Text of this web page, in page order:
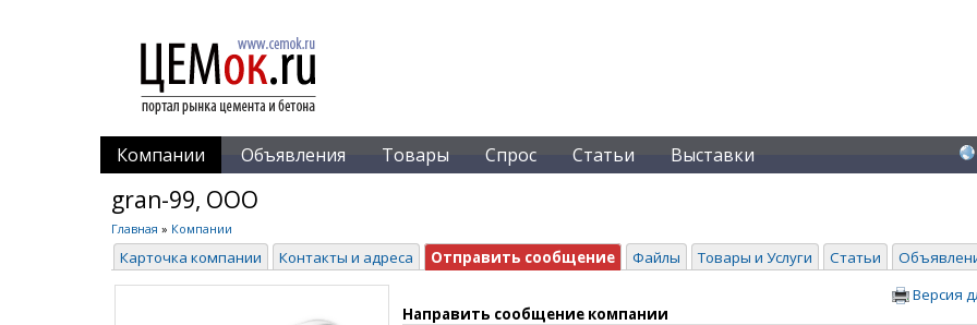
Компании Объявления Товары Спрос Статьи Выставки
gran-99, ООО
Главная » Компании
Карточка компании Контакты и адреса Отправить сообщение Файлы Товары и Услуги Статьи
Версия
Направить сообщение компании